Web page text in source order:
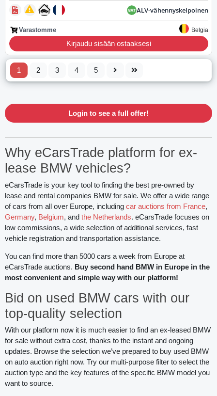
ALV-vähennyskelpoinen
Varastomme Belgia
Kirjaudu sisään ostaaksesi
1 2 3 4 5
Login to see a full offer!
Why eCarsTrade platform for ex-
lease BMW vehicles?
eCarsTrade is your key tool to finding the best pre-owned by
lease and rental companies BMW for sale. We offer a wide range
of cars from all over Europe, including car auctions from France,
Germany, Belgium, and the Netherlands. eCarsTrade focuses on
low commissions, a wide selection of additional services, fast
vehicle registration and transportation assistance.
You can find more than 5000 cars a week from Europe at
eCarsTrade auctions. Buy second hand BMW in Europe in the
most convenient and simple way with our platform!
Bid on used BMW cars with our
top-quality selection
With our platform now it is much easier to find an ex-leased BMW
for sale without extra cost, thanks to the instant and ongoing
updates. Browse the selection we’ve prepared to buy used BMW
on auto auction right now. Try our multi-purpose filter to select the
auction type and the key features of the specific BMW model you
want to source.